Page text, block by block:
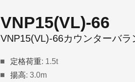
VNP20(VL)-66
VNP20(VL)-66 カウンターバ
定格荷重: 2.0t
揚高: 3.0m